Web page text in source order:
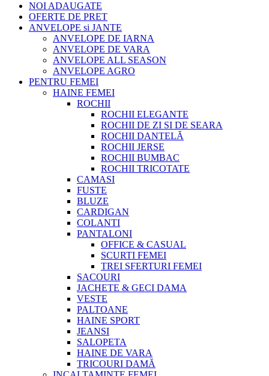
NOI ADAUGATE
OFERTE DE PRET
ANVELOPE si JANTE
ANVELOPE DE IARNA
ANVELOPE DE VARA
ANVELOPE ALL SEASON
ANVELOPE AGRO
PENTRU FEMEI
HAINE FEMEI
ROCHII
ROCHII ELEGANTE
ROCHII DE ZI SI DE SEARA
ROCHII DANTELĂ
ROCHII JERSE
ROCHII BUMBAC
ROCHII TRICOTATE
CAMASI
FUSTE
BLUZE
CARDIGAN
COLANTI
PANTALONI
OFFICE & CASUAL
SCURTI FEMEI
TREI SFERTURI FEMEI
SACOURI
JACHETE & GECI DAMA
VESTE
PALTOANE
HAINE SPORT
JEANSI
SALOPETA
HAINE DE VARA
TRICOURI DAMĂ